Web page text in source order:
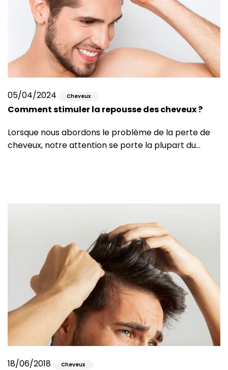
05/04/2024 Cheveux
Comment stimuler la repousse des cheveux ?
Lorsque nous abordons le problème de la perte de
cheveux, notre attention se porte la plupart du…
18/06/2018 Cheveux